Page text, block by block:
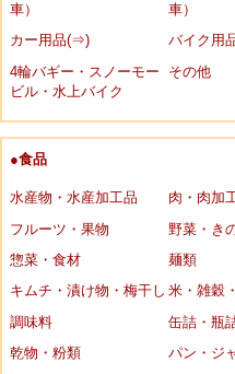
車）
車）
カー用品(⇒)
バイク用
4輪バギー・スノーモー
ビル・水上バイク
その他
●食品
水産物・水産加工品
肉・肉加
フルーツ・果物
野菜・き
惣菜・食材
麺類
キムチ・漬け物・梅干し 米・雑穀
調味料
缶詰・瓶
乾物・粉類
パン・ジ